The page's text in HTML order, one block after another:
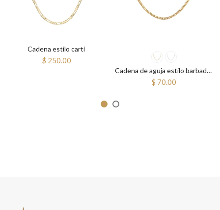
Cadena estilo carti
$ 250.00
Cadena de aguja estilo barbado ajustable
$ 70.00